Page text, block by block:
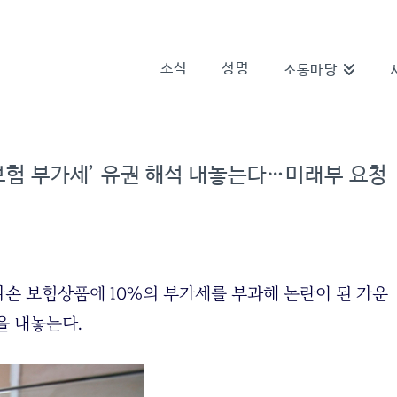
소식 성명 소통마당
부가세’ 유권 해석 내놓는다…미래부 요청
보험상품에 10%의 부가세를 부과해 논란이 된 가운
내놓는다.